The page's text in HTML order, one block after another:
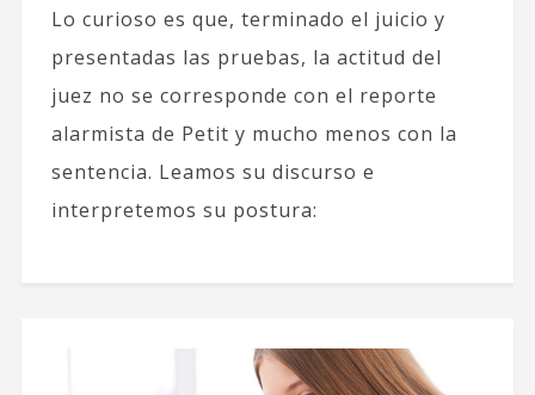
Lo curioso es que, terminado el juicio y
presentadas las pruebas, la actitud del
juez no se corresponde con el reporte
alarmista de Petit y mucho menos con la
sentencia. Leamos su discurso e
interpretemos su postura: